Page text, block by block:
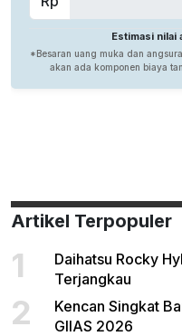
Artikel Terpopuler
1
Daihatsu Rocky
Terjangkau
2
Kencan Singkat
GIIAS 2026